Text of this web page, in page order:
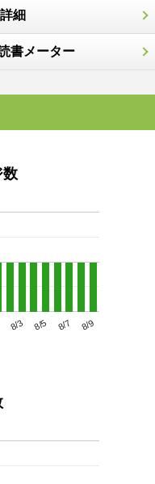
細
書メーター
数
8/3 8/5 8/7 8/9